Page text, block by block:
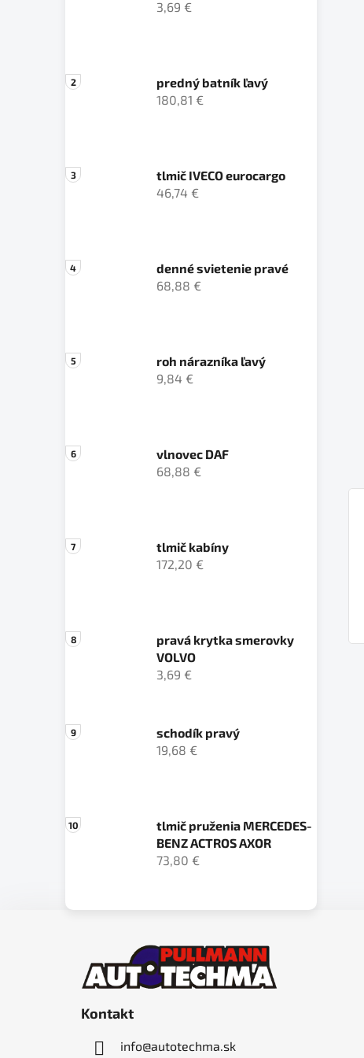
3,69 €
predný batník ľavý
180,81 €
tlmič IVECO eurocargo
46,74 €
denné svietenie pravé
68,88 €
roh nárazníka ľavý
9,84 €
vlnovec DAF
68,88 €
tlmič kabíny
172,20 €
pravá krytka smerovky
VOLVO
3,69 €
schodík pravý
19,68 €
tlmič pruženia MERCEDES-
BENZ ACTROS AXOR
73,80 €
Kontakt
info@autotechma.sk